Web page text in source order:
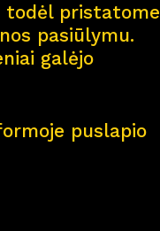
todėl pristatome
pasiūlymu.
galėjo
puslapio